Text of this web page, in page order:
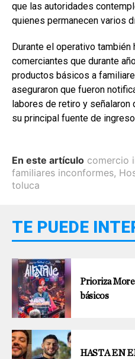
que las autoridades
quienes permanecen varios
Durante el operativo
comerciantes que durante
productos básicos a
aseguraron que fueron
labores de retiro y
su principal fuente de
En este artículo comercio
familiares inconformes,
toluca
TE PUEDE
Prioriza
básicos
HASTA EN